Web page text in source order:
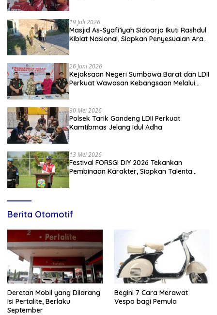
19 Juli 2026
Masjid As-Syafi’iyah Sidoarjo Ikuti Rashdul
Kiblat Nasional, Siapkan Penyesuaian Arah
26 Juni 2026
Kejaksaan Negeri Sumbawa Barat dan LDII
Perkuat Wawasan Kebangsaan Melalui
30 Mei 2026
Polsek Tarik Gandeng LDII Perkuat
Kamtibmas Jelang Idul Adha
13 Mei 2026
Festival FORSGI DIY 2026 Tekankan
Pembinaan Karakter, Siapkan Talenta
Berita Otomotif
Deretan Mobil yang Dilarang
Isi Pertalite, Berlaku
September
Begini 7 Cara Merawat
Vespa bagi Pemula